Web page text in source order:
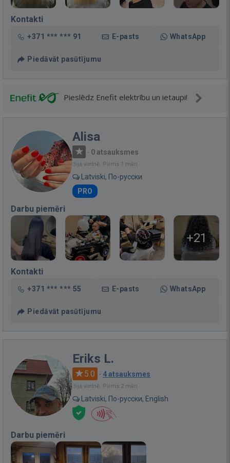
Kontakti
+371 *** *** 91 E-pasts WhatsApp
Piedāvāt pasūtījumu
Pieslēdz Enefit elektrību un ietaupi!
Alisa
· 0 atsauksmes
Bija vietnē: Pirms 1 mēn.
Latviski, По-русски
PRO
Darbu piemēri
+21
Kontakti
+371 *** *** 55 E-pasts WhatsApp
Piedāvāt pasūtījumu
Eriks L.
5.0 · 4 atsauksmes
Bija vietnē: Pirms 2 mēn.
Latviski, По-русски, English
Darbu piemēri